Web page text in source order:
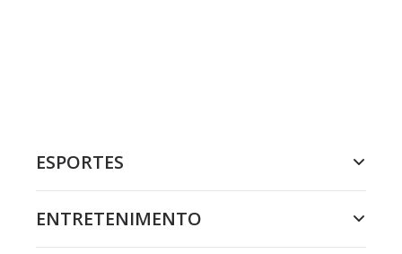
ESPORTES
ENTRETENIMENTO